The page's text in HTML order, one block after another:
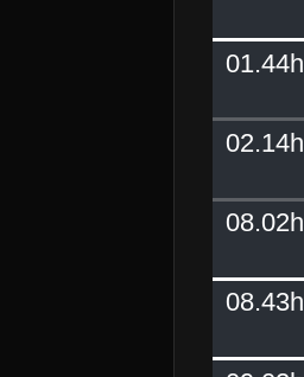
01.44h
02.14h
08.02h
08.43h